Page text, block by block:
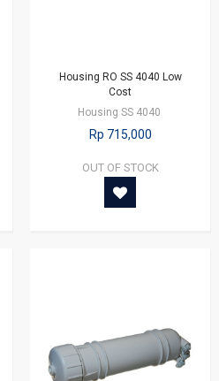
Housing RO SS 4040 Low
Cost
Housing SS 4040
Rp 715,000
OUT OF STOCK